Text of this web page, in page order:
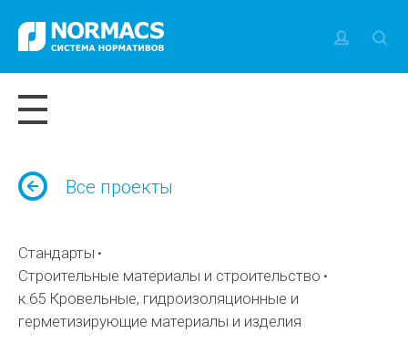
Все проекты
Стандарты
Строительные материалы и строительство
к.65 Кровельные, гидроизоляционные и
герметизирующие материалы и изделия